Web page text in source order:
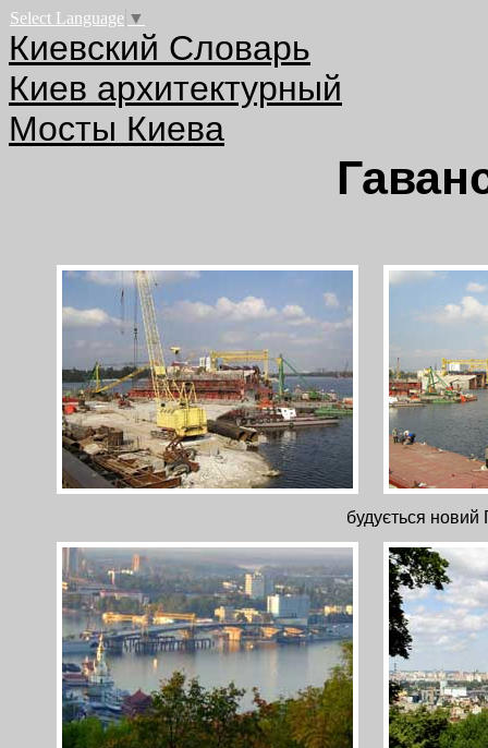
Select Language ▼
Киевский Словарь
Киев архитектурный
Мосты Киева
будується новий